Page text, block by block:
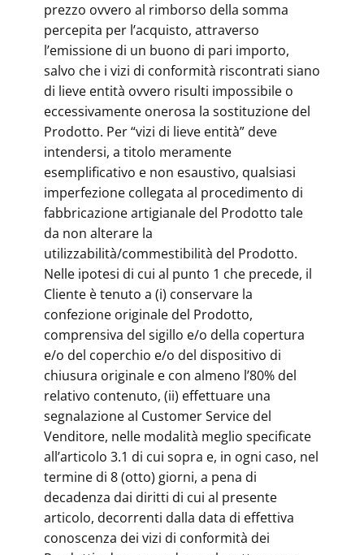
prezzo ovvero al rimborso della somma
percepita per l’acquisto, attraverso
l’emissione di un buono di pari importo,
salvo che i vizi di conformità riscontrati siano
di lieve entità ovvero risulti impossibile o
eccessivamente onerosa la sostituzione del
Prodotto. Per “vizi di lieve entità” deve
intendersi, a titolo meramente
esemplificativo e non esaustivo, qualsiasi
imperfezione collegata al procedimento di
fabbricazione artigianale del Prodotto tale
da non alterare la
utilizzabilità/commestibilità del Prodotto.
Nelle ipotesi di cui al punto 1 che precede, il
Cliente è tenuto a (i) conservare la
confezione originale del Prodotto,
comprensiva del sigillo e/o della copertura
e/o del coperchio e/o del dispositivo di
chiusura originale e con almeno l’80% del
relativo contenuto, (ii) effettuare una
segnalazione al Customer Service del
Venditore, nelle modalità meglio specificate
all’articolo 3.1 di cui sopra e, in ogni caso, nel
termine di 8 (otto) giorni, a pena di
decadenza dai diritti di cui al presente
articolo, decorrenti dalla data di effettiva
conoscenza dei vizi di conformità dei